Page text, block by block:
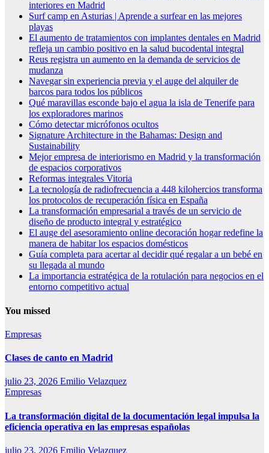
interiores en Madrid
Surf camp en Asturias | Aprende a surfear en las mejores
playas
El aumento de tratamientos con implantes dentales en Madrid
refleja un cambio positivo en la salud bucodental integral
Reus registra un aumento en la demanda de servicios de
mudanza
Navegar sin experiencia previa y el auge del alquiler de
barcos para todos los públicos
Qué maravillas esconde bajo el agua la isla de Tenerife para
los exploradores marinos
Cómo detectar micrófonos ocultos
Signature Architecture in the Bahamas: Design and
Sustainability
Mejor empresa de interiorismo en Madrid y la transformación
de espacios corporativos
Reformas integrales Vitoria
La tecnología de radiofrecuencia a 448 kilohercios transforma
los protocolos de recuperación física en España
La transformación empresarial a través de un servicio de
diseño de producto integral y estratégico
El auge del asesoramiento online decoración hogar redefine la
manera de habitar los espacios domésticos
Guía completa para acertar al decidir qué regalar a un bebé en
su llegada al mundo
La importancia estratégica de la rotulación para negocios en el
entorno competitivo actual
You missed
Empresas
Clases de canto en Madrid
julio 23, 2026 Emilio Velazquez
Empresas
La transformación digital de la documentación legal impulsa la
eficiencia operativa en las empresas españolas
julio 23, 2026 Emilio Velazquez